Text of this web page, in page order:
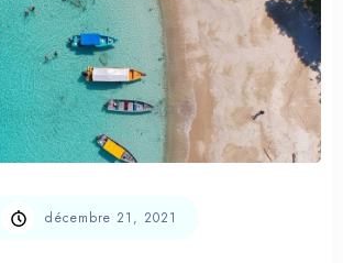
décembre 21, 2021